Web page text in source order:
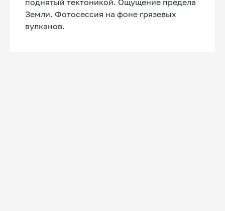
Земли. Фотосессия на фоне грязевых
вулканов.
+7
Отправить заявку